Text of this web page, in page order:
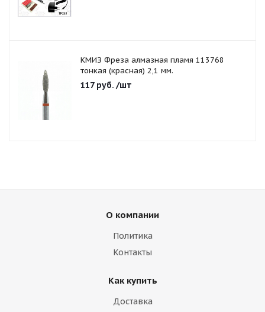
КМИЗ Фреза алмазная пламя 113768
тонкая (красная) 2,1 мм.
117руб. /шт
О компании
Политика
Контакты
Как купить
Доставка